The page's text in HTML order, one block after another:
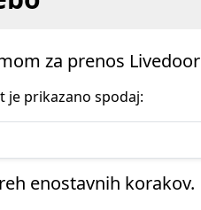
za prenos Livedoor
je prikazano spodaj:
enostavnih korakov.